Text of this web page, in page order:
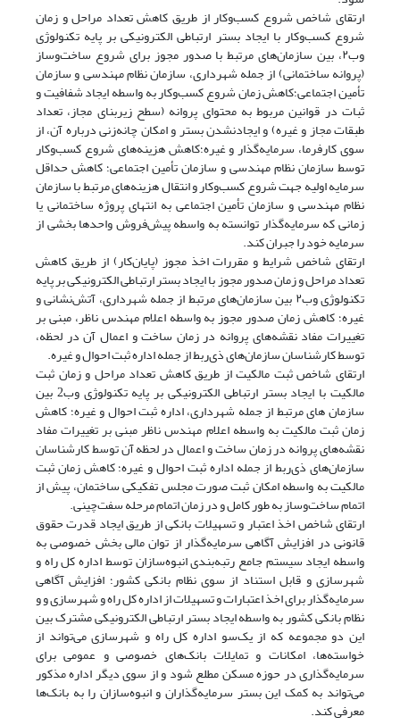
ارتقای شاخص شروع کسب‌وکار از طریق کاهش تعداد مراحل و زمان
شروع کسب‌وکار با ایجاد بستر ارتباطی الکترونیکی بر پایه تکنولوژی
وب‌۲، بین سازمان‌های مرتبط با صدور مجوز برای شروع ساخت‌و‌ساز
(پروانه ساختمانی) از جمله شهرداری، سازمان نظام مهندسی و سازمان
تأمین اجتماعی؛کاهش زمان شروع کسب‌وکار به واسطه ایجاد شفافیت و
ثبات در قوانین مربوط به محتوای پروانه (سطح زیربنای مجاز، تعداد
طبقات مجاز و غیره) و ایجادنشدن بستر و امکان چانه‌زنی درباره آن، از
سوی کارفرما، سرمایه‌گذار و غیره؛کاهش هزینه‌های شروع کسب‌وکار
توسط سازمان نظام مهندسی و سازمان تأمین اجتماعی؛ کاهش حداقل
سرمایه اولیه جهت شروع کسب‌وکار و انتقال هزینه‌های مرتبط با سازمان
نظام مهندسی و سازمان تأمین اجتماعی به انتهای پروژه ساختمانی یا
زمانی که سرمایه‌گذار توانسته به واسطه پیش‌فروش واحدها بخشی از
سرمایه خود را جبران کند.
ارتقای شاخص شرایط و مقررات اخذ مجوز (پایان‌کار) از طریق کاهش
تعداد مراحل و زمان صدور مجوز با ایجاد بستر ارتباطی الکترونیکی بر پایه
تکنولوژی وب۲ بین سازمان‌های مرتبط از جمله شهرداری، آتش‌نشانی و
غیره؛ کاهش زمان صدور مجوز به واسطه اعلام مهندس ناظر، مبنی بر
تغییرات مفاد نقشه‌های پروانه در زمان ساخت و اعمال آن در لحظه،
توسط کارشناسان سازمان‌های ذی‌ربط از جمله اداره ثبت احوال و غیره.
ارتقای شاخص ثبت مالکیت از طریق کاهش تعداد مراحل و زمان ثبت
مالکیت با ایجاد بستر ارتباطی الکترونیکی بر پایه تکنولوژی وب2 بین
سازمان های مرتبط از جمله شهرداری، اداره ثبت احوال و غیره؛ کاهش
زمان ثبت مالکیت به واسطه اعلام مهندس ناظر مبنی بر تغییرات مفاد
نقشه‌های پروانه در زمان ساخت و اعمال در لحظه آن توسط کارشناسان
سازمان‌های ذی‌ربط از جمله اداره ثبت احوال و غیره؛ کاهش زمان ثبت
مالکیت به واسطه امکان ثبت صورت مجلس تفکیکی ساختمان، پیش از
اتمام ساخت‌و‌ساز به طور کامل و در زمان اتمام مرحله سفت‌چینی.
ارتقای شاخص اخذ اعتبار و تسهیلات بانکی از طریق ایجاد قدرت حقوق
قانونی در افزایش آگاهی سرمایه‌گذار از توان مالی بخش خصوصی به
واسطه ایجاد سیستم جامع رتبه‌بندی انبوه‌سازان توسط اداره کل راه و
شهرسازی و قابل استناد از سوی نظام بانکی کشور؛ افزایش آگاهی
سرمایه‌گذار برای اخذ اعتبارات و تسهیلات از اداره کل راه و شهرسازی و و
نظام بانکی کشور به واسطه ایجاد بستر ارتباطی الکترونیکی مشترک بین
این دو مجموعه که از یک‌سو اداره کل راه و شهرسازی می‌تواند از
خواسته‌ها، امکانات و تمایلات بانک‌های خصوصی و عمومی برای
سرمایه‌گذاری در حوزه مسکن مطلع شود و از سوی دیگر اداره مذکور
می‌تواند به کمک این بستر سرمایه‌گذاران و انبوه‌سازان را به بانک‌ها
معرفی کند.